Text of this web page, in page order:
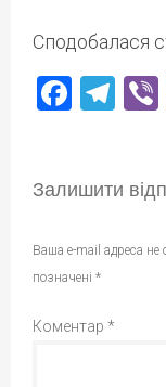
Сподобалася
Залишити
Ваша e-mail адреса
позначені *
Коментар *